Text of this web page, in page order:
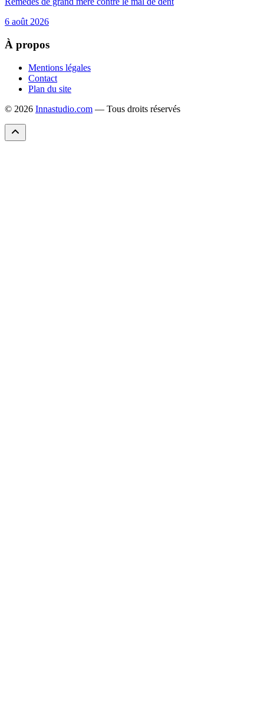
6 août 2026
À propos
Mentions légales
Contact
Plan du site
© 2026 Innastudio.com — Tous droits réservés